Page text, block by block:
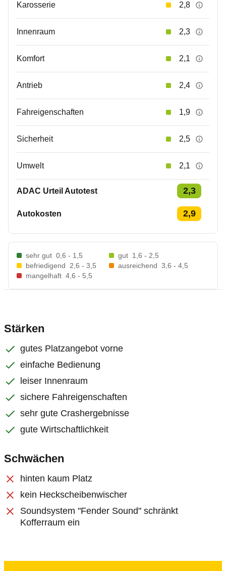
Karosserie 2,8
Innenraum 2,3
Komfort 2,1
Antrieb 2,4
Fahreigenschaften 1,9
Sicherheit 2,5
Umwelt 2,1
ADAC Urteil Autotest 2,3
Autokosten 2,9
sehr gut 0,6 - 1,5 gut 1,6 - 2,5
befriedigend
2,6 - 3,5 ausreichend 3,6 - 4,5
mangelhaft 4,6 - 5,5
Stärken
gutes Platzangebot vorne
einfache Bedienung
leiser Innenraum
sichere Fahreigenschaften
sehr gute Crashergebnisse
gute Wirtschaftlichkeit
Schwächen
hinten kaum Platz
kein Heckscheibenwischer
Soundsystem "Fender Sound" schränkt
Kofferraum ein